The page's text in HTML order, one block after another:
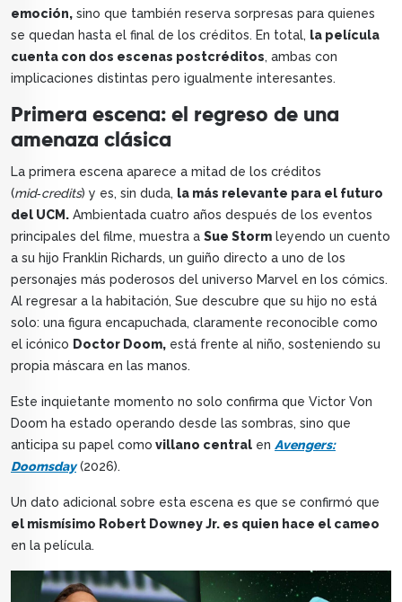
emoción, sino que también reserva sorpresas para quienes
se quedan hasta el final de los créditos. En total, la película
cuenta con dos escenas postcréditos, ambas con
implicaciones distintas pero igualmente interesantes.
Primera escena: el regreso de una
amenaza clásica
La primera escena aparece a mitad de los créditos
(mid‑credits) y es, sin duda, la más relevante para el futuro
del UCM. Ambientada cuatro años después de los eventos
principales del filme, muestra a Sue Storm leyendo un cuento
a su hijo Franklin Richards, un guiño directo a uno de los
personajes más poderosos del universo Marvel en los cómics.
Al regresar a la habitación, Sue descubre que su hijo no está
solo: una figura encapuchada, claramente reconocible como
el icónico Doctor Doom, está frente al niño, sosteniendo su
propia máscara en las manos.
Este inquietante momento no solo confirma que Victor Von
Doom ha estado operando desde las sombras, sino que
anticipa su papel como villano central en Avengers:
Doomsday(2026).
Un dato adicional sobre esta escena es que se confirmó que
el mismísimo Robert Downey Jr. es quien hace el cameo
en la película.